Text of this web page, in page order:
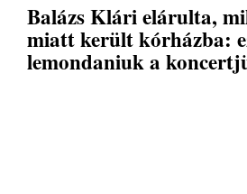
Balázs Klári elárulta,
miatt került kórházba:
lemondaniuk a